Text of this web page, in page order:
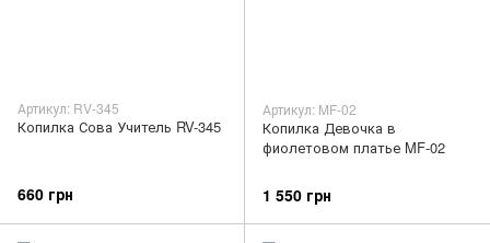
Артикул: RV-345
Копилка Сова Учитель RV-345
660 грн
Артикул: MF-02
Копилка Девочка в
фиолетовом платье MF-02
1 550 грн